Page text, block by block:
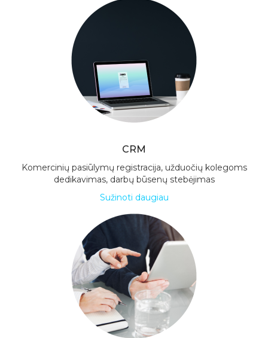
CRM
Komercinių pasiūlymų registracija, užduočių kolegoms
dedikavimas, darbų būsenų stebėjimas
Sužinoti daugiau